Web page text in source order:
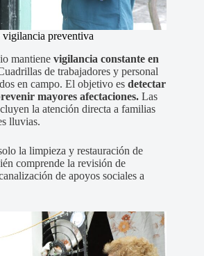
vigilancia preventiva
mantiene vigilancia constante en
de trabajadores y personal
en campo. El objetivo es detectar
mayores afectaciones. Las
la atención directa a familias
lluvias.
la limpieza y restauración de
comprende la revisión de
de apoyos sociales a